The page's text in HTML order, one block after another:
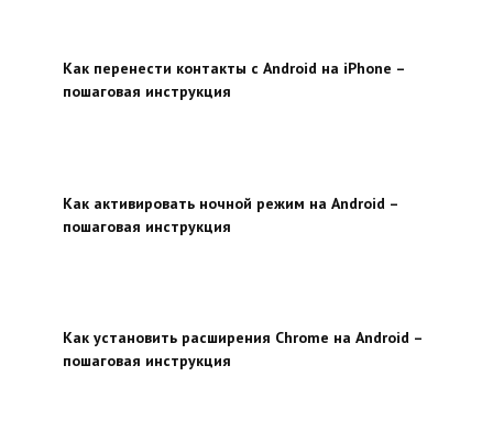
Как перенести контакты с Android на iPhone –
пошаговая инструкция
Как активировать ночной режим на Android –
пошаговая инструкция
Как установить расширения Chrome на Android –
пошаговая инструкция